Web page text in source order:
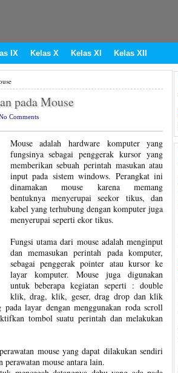
IX Kelas X Kelas XI Kelas XII
pada Mouse
Comments
Mouse adalah hardware komputer yang
fungsinya sebagai penggerak kursor yang
memberikan sebuah perintah masukan atau
input pada sistem windows. Perangkat ini
dinamakan mouse karena memang
bentuknya menyerupai seekor tikus, dan
kabel yang terhubung dengan komputer juga
menyerupai seperti ekor tikus.
Fungsi utama dari mouse adalah menginput
dan memasukan perintah pada komputer,
sebagai penggerak pointer atau kursor ke
layar komputer. Mouse juga digunakan
untuk beberapa kegiatan seperti : double
klik, drag, klik, geser, drag drop dan klik
layar dengan menggunakan roda scroll
tombol suatu perintah dan melakukan
mouse yang dapat dilakukan sendiri
perawatan mouse antara lain.